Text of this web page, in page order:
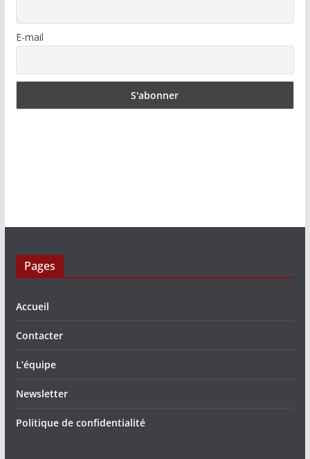
E-mail
Pages
Accueil
Contacter
L’équipe
Newsletter
Politique de confidentialité